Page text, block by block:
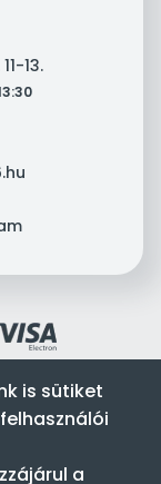
13.
fenntartva.
is sütiket
a